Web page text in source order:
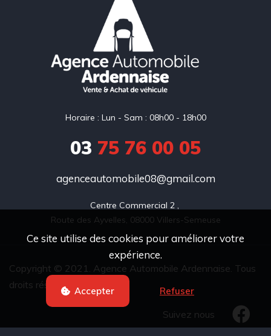
Horaire : Lun - Sam : 08h00 - 18h00
03 75 76 00 05
agenceautomobile08@gmail.com
Centre Commercial 2 ,
Route des Ayvelles, 08000 Villers-Semeuse
Copyright © 2021. Agence Automobile Ardennaise. Tous
droits réservés.
Suivez nous
Ce site utilise des cookies pour améliorer votre
expérience.
Accepter Refuser